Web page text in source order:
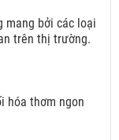
mang bởi các loại
trên thị trường.